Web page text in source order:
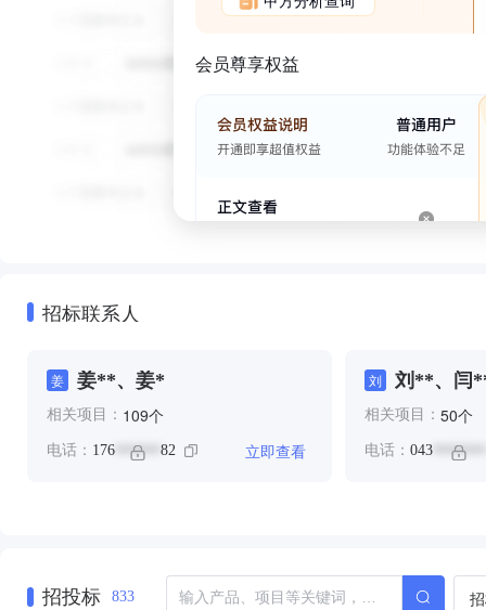
会员尊享权益
招标联系人
姜 姜**、姜*
相关项目： 109个
电话： 176 ****** 82 立即查看
刘 刘**、闫
相关项目： 50个
电话： 043*******
招投标 833